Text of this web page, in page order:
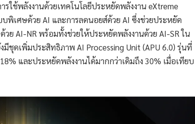
ใช้พลังงานด้วยเทคโนโลยีประหยัดพลังงาน eXtreme
พิเศษด้วย AI และการลดนอยส์ด้วย AI ซึ่งช่วยประหยัด
วย AI-NR พร้อมทั้งช่วยให้ประหยัดพลังงานด้วย AI-SR ใน
ดเพิ่มประสิทธิภาพ AI Processing Unit (APU 6.0) รุ่นที่
และประหยัดพลังงานได้มากกว่าเดิมถึง 30% เมื่อเทียบ